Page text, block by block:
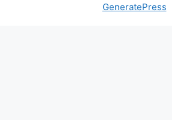
GeneratePress